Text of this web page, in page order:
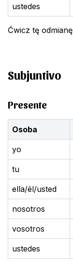
ustedes
Ćwicz tę odmianę
Subjuntivo
Presente
Osoba
yo
tu
ella/él/usted
nosotros
vosotros
ustedes